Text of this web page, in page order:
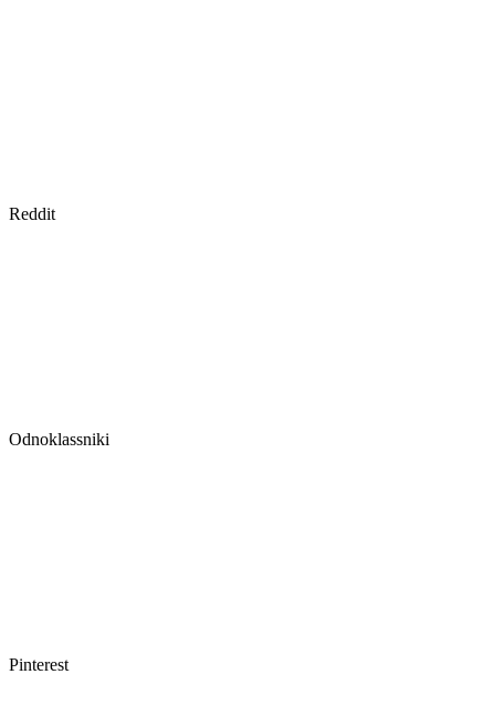
Reddit
Odnoklassniki
Pinterest